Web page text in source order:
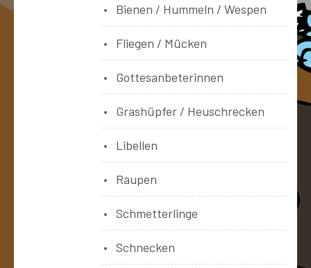
Bienen / Hummeln / Wespen
Fliegen / Mücken
Gottesanbeterinnen
Grashüpfer / Heuschrecken
Libellen
Raupen
Schmetterlinge
Schnecken